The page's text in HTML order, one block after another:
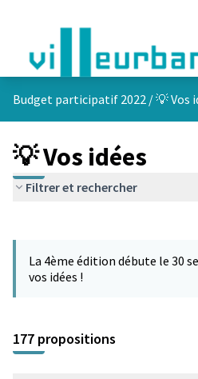
Budget participatif 2022 /💡 Vos
💡 Vos idées
Filtrer et rechercher
−
La 4ème édition débute le 30
vos idées !
177 propositions